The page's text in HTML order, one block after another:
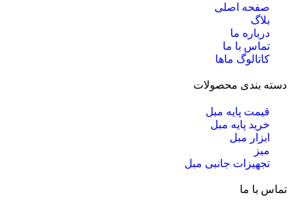
صفحه اصلی
بلاگ
درباره ما
تماس با ما
کاتالوگ ماها
دسته بندی محصولات
قیمت پایه مبل
خرید پایه مبل
ابزار مبل
میز
تجهیزات جانبی مبل
تماس با ما